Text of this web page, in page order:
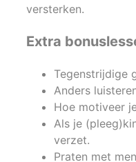
versterken.
Extra
Tegenstrijdige
Anders
Hoe motiveer
Als je
verzet.
Praten met